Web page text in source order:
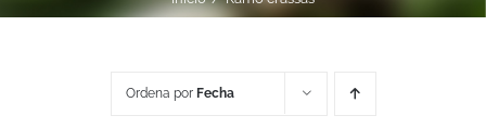
Ordena por Fecha